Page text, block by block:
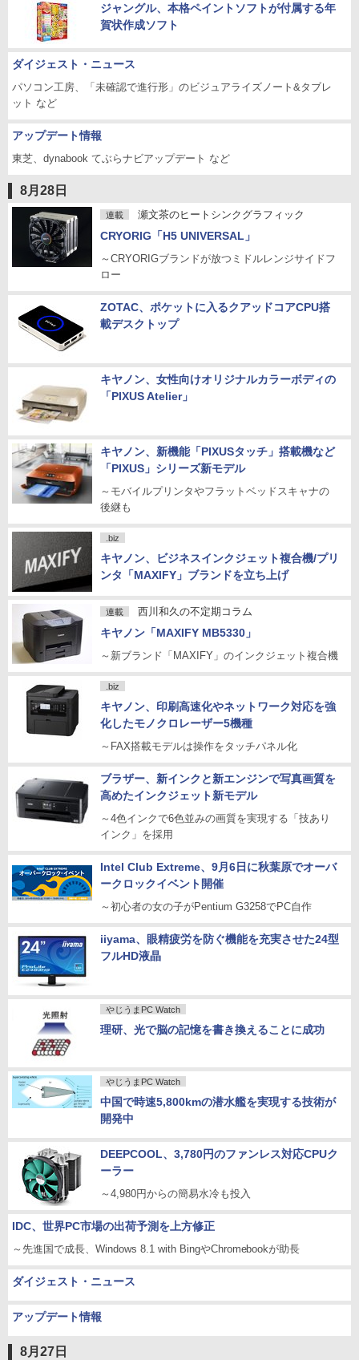
ジャングル、本格ペイントソフトが付属する年
賀状作成ソフト
ダイジェスト・ニュース
パソコン工房、「未確認で進行形」のビジュアライズノート&タブレ
ット など
アップデート情報
東芝、dynabook てぶらナビアップデート など
8月28日
連載 瀬文茶のヒートシンクグラフィック
CRYORIG「H5 UNIVERSAL」
～CRYORIGブランドが放つミドルレンジサイドフ
ロー
ZOTAC、ポケットに入るクアッドコアCPU搭
載デスクトップ
キヤノン、女性向けオリジナルカラーボディの
「PIXUS Atelier」
キヤノン、新機能「PIXUSタッチ」搭載機など
「PIXUS」シリーズ新モデル
～モバイルプリンタやフラットベッドスキャナの
後継も
.biz
キヤノン、ビジネスインクジェット複合機/プリ
ンタ「MAXIFY」ブランドを立ち上げ
連載 西川和久の不定期コラム
キヤノン「MAXIFY MB5330」
～新ブランド「MAXIFY」のインクジェット複合機
.biz
キヤノン、印刷高速化やネットワーク対応を強
化したモノクロレーザー5機種
～FAX搭載モデルは操作をタッチパネル化
ブラザー、新インクと新エンジンで写真画質を
高めたインクジェット新モデル
～4色インクで6色並みの画質を実現する「技あり
インク」を採用
Intel Club Extreme、9月6日に秋葉原でオーバ
ークロックイベント開催
～初心者の女の子がPentium G3258でPC自作
iiyama、眼精疲労を防ぐ機能を充実させた24型
フルHD液晶
やじうまPC Watch
理研、光で脳の記憶を書き換えることに成功
やじうまPC Watch
中国で時速5,800kmの潜水艦を実現する技術が
開発中
DEEPCOOL、3,780円のファンレス対応CPUク
ーラー
～4,980円からの簡易水冷も投入
IDC、世界PC市場の出荷予測を上方修正
～先進国で成長、Windows 8.1 with BingやChromebookが助長
ダイジェスト・ニュース
アップデート情報
8月27日